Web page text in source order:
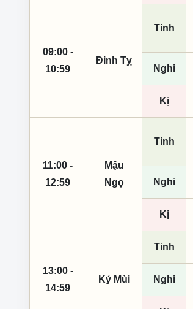
09:00 -
10:59
Đinh Tỵ
Tinh
Nghi
Kị
11:00 -
12:59
Mậu
Ngọ
Tinh
Nghi
Kị
13:00 -
14:59
Kỷ Mùi
Tinh
Nghi